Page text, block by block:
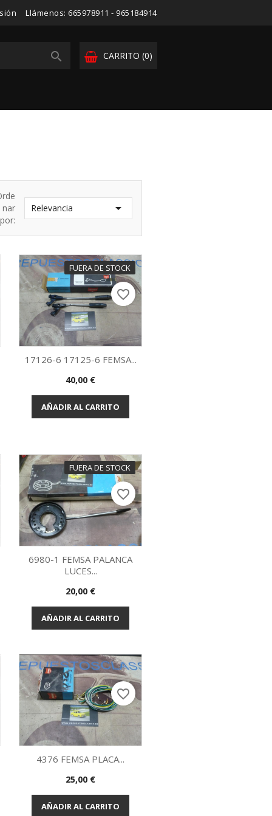
Llámenos: 665978911 - 965184914
CARRITO (0)

nar
por:
Relevancia 
FUERA DE STOCK
Vista rápida
17126-6 17125-6 FEMSA...
Precio
40,00 €
AÑADIR AL CARRITO
favorite_border
FUERA DE STOCK
Vista rápida
6980-1 FEMSA PALANCA
LUCES...
Precio
20,00 €
AÑADIR AL CARRITO
favorite_border
Vista rápida
4376 FEMSA PLACA...
Precio
25,00 €
AÑADIR AL CARRITO
favorite_border